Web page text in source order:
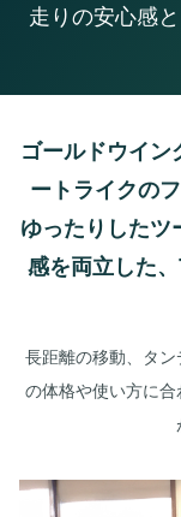
走りの安心感
ゴールドウイン
ートライクの
ゆったりしたツ
感を両立した
長距離の移動、タ
の体格や使い方に